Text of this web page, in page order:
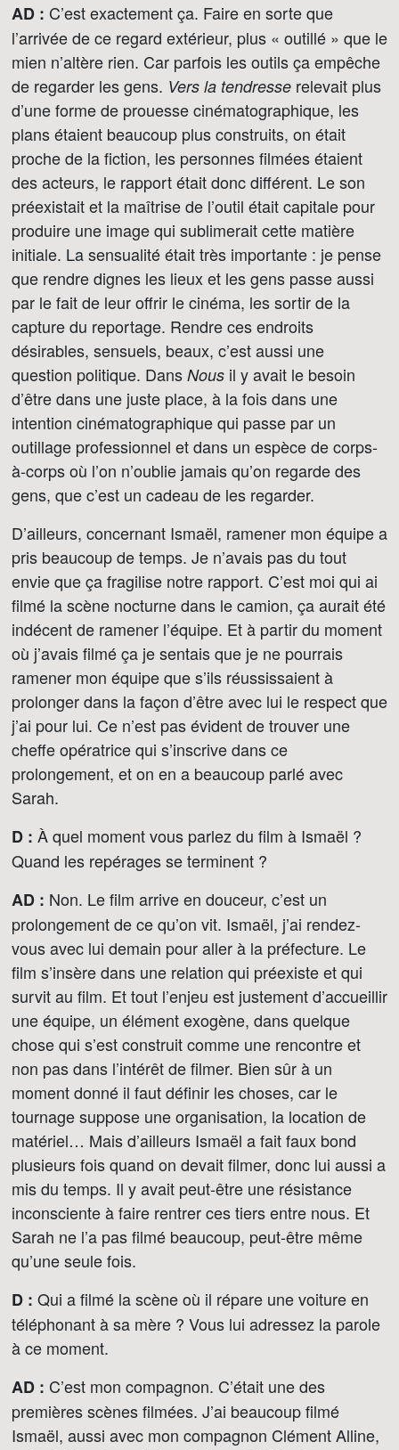
AD : C’est exactement ça. Faire en sorte que
l’arrivée de ce regard extérieur, plus « outillé » que le
mien n’altère rien. Car parfois les outils ça empêche
de regarder les gens. Vers la tendresse relevait plus
d’une forme de prouesse cinématographique, les
plans étaient beaucoup plus construits, on était
proche de la fiction, les personnes filmées étaient
des acteurs, le rapport était donc différent. Le son
préexistait et la maîtrise de l’outil était capitale pour
produire une image qui sublimerait cette matière
initiale. La sensualité était très importante : je pense
que rendre dignes les lieux et les gens passe aussi
par le fait de leur offrir le cinéma, les sortir de la
capture du reportage. Rendre ces endroits
désirables, sensuels, beaux, c’est aussi une
question politique. Dans Nous il y avait le besoin
d’être dans une juste place, à la fois dans une
intention cinématographique qui passe par un
outillage professionnel et dans un espèce de corps-
à-corps où l’on n’oublie jamais qu’on regarde des
gens, que c’est un cadeau de les regarder.
D’ailleurs, concernant Ismaël, ramener mon équipe a
pris beaucoup de temps. Je n’avais pas du tout
envie que ça fragilise notre rapport. C’est moi qui ai
filmé la scène nocturne dans le camion, ça aurait été
indécent de ramener l’équipe. Et à partir du moment
où j’avais filmé ça je sentais que je ne pourrais
ramener mon équipe que s’ils réussissaient à
prolonger dans la façon d’être avec lui le respect que
j’ai pour lui. Ce n’est pas évident de trouver une
cheffe opératrice qui s’inscrive dans ce
prolongement, et on en a beaucoup parlé avec
Sarah.
D : À quel moment vous parlez du film à Ismaël ?
Quand les repérages se terminent ?
AD : Non. Le film arrive en douceur, c’est un
prolongement de ce qu’on vit. Ismaël, j’ai rendez-
vous avec lui demain pour aller à la préfecture. Le
film s’insère dans une relation qui préexiste et qui
survit au film. Et tout l’enjeu est justement d’accueillir
une équipe, un élément exogène, dans quelque
chose qui s’est construit comme une rencontre et
non pas dans l’intérêt de filmer. Bien sûr à un
moment donné il faut définir les choses, car le
tournage suppose une organisation, la location de
matériel… Mais d’ailleurs Ismaël a fait faux bond
plusieurs fois quand on devait filmer, donc lui aussi a
mis du temps. Il y avait peut-être une résistance
inconsciente à faire rentrer ces tiers entre nous. Et
Sarah ne l’a pas filmé beaucoup, peut-être même
qu’une seule fois.
D : Qui a filmé la scène où il répare une voiture en
téléphonant à sa mère ? Vous lui adressez la parole
à ce moment.
AD : C’est mon compagnon. C’était une des
premières scènes filmées. J’ai beaucoup filmé
Ismaël, aussi avec mon compagnon Clément Alline,